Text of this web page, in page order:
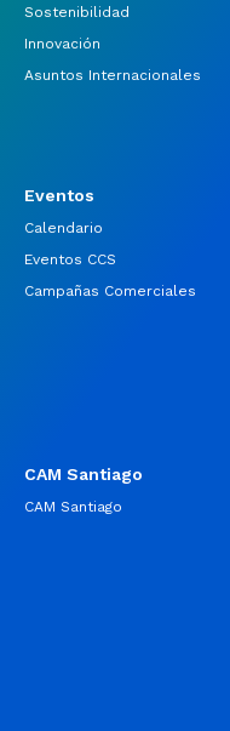
Sostenibilidad
Innovación
Asuntos Internacionales
Eventos
Calendario
Eventos CCS
Campañas Comerciales
CAM Santiago
CAM Santiago